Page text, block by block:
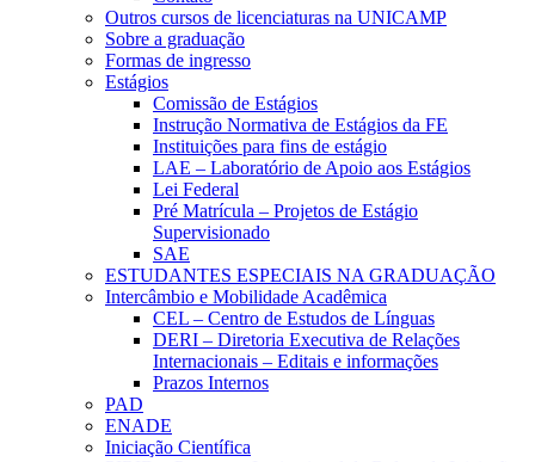
Outros cursos de licenciaturas na UNICAMP
Sobre a graduação
Formas de ingresso
Estágios
Comissão de Estágios
Instrução Normativa de Estágios da FE
Instituições para fins de estágio
LAE – Laboratório de Apoio aos Estágios
Lei Federal
Pré Matrícula – Projetos de Estágio
Supervisionado
SAE
ESTUDANTES ESPECIAIS NA GRADUAÇÃO
Intercâmbio e Mobilidade Acadêmica
CEL – Centro de Estudos de Línguas
DERI – Diretoria Executiva de Relações
Internacionais – Editais e informações
Prazos Internos
PAD
ENADE
Iniciação Científica